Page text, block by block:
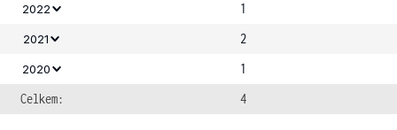
2022 1
2021 2
2020
1
Celkem:
4